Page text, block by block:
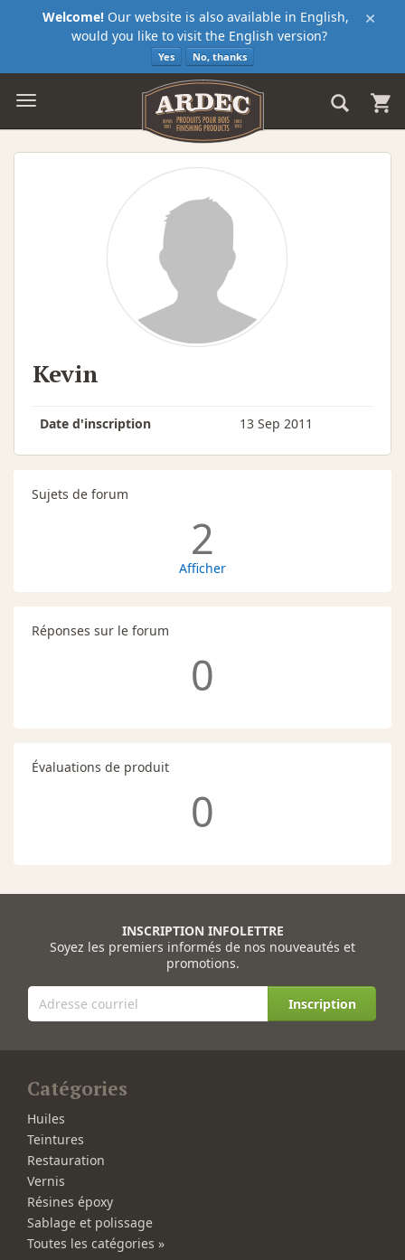
×
Welcome! Our website is also available in English,
would you like to visit the English version?
Yes No, thanks
Kevin
Date d'inscription 13 Sep 2011
Sujets de forum
2
Afficher
Réponses sur le forum
0
Évaluations de produit
0
INSCRIPTION INFOLETTRE
Soyez les premiers informés de nos nouveautés et
promotions.
Inscription
Catégories
Huiles
Teintures
Restauration
Vernis
Résines époxy
Sablage et polissage
Toutes les catégories »